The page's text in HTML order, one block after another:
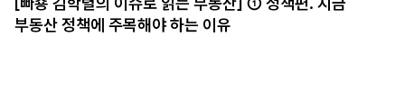
부동산 정책에 주목해야 하는 이유